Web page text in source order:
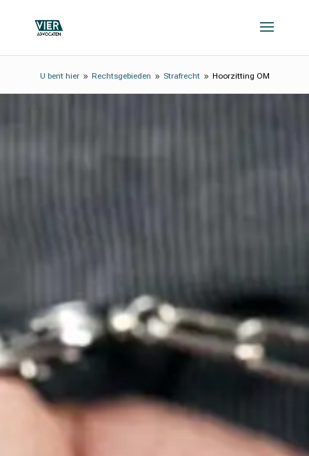
U bent hier 9 Rechtsgebieden 9 Strafrecht 9 Hoorzitting OM